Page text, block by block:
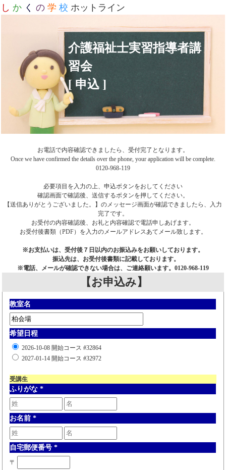
し か く の 学 校 ホットライン
介護福祉士実習指導者講
習会
[ 申込 ]
お電話で内容確認できましたら、受付完了となります。
Once we have confirmed the details over the phone, your application will be complete.
0120-968-119
必要項目を入力の上、申込ボタンをおしてください
確認画面で確認後、送信するボタンを押してください。
【送信ありがとうございました。】のメッセージ画面が確認できましたら、入力
完了です。
お受付の内容確認後、お礼と内容確認で電話申しあげます。
お受付後書類（PDF）を入力のメールアドレスあてメール致します。
※お支払いは、受付後７日以内のお振込みをお願いしております。
振込先は、お受付後書類に記載しております。
※電話、メールが確認できない場合は、ご連絡願います。0120-968-119
【お申込み】
教室名
希望日程
2026-10-08 開始コース #32864
2027-01-14 開始コース #32972
受講生
ふりがな *
お名前 *
自宅郵便番号 *
〒